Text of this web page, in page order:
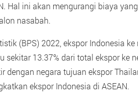
Hal ini akan mengurangi biaya
nasabah.
(BPS) 2022, ekspor Indonesia
sekitar 13.37% dari total ekspor ke
dengan negara tujuan ekspor
ekspor Indonesia di ASEAN.